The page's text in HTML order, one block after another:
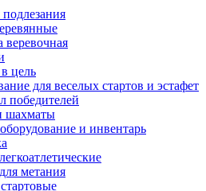
веревочная
цель
для веселых стартов и эстафет
победителей
и инвентарь
метания